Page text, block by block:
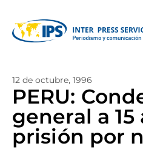
12 de octubre, 1996
PERU:
general a 15
prisión por